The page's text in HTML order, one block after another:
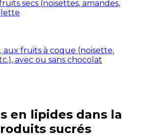
secs (noisettes, amandes,
fruits à coque (noisette,
avec ou sans chocolat
en lipides dans la
sucrés